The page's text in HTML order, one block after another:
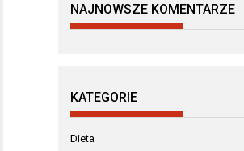
NAJNOWSZE KOMENTARZE
KATEGORIE
Dieta